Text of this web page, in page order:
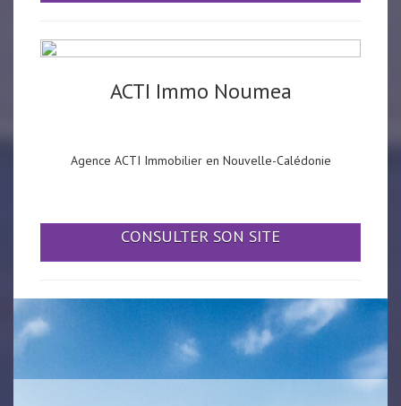
ACTI Immo Noumea
Agence ACTI Immobilier en Nouvelle-Calédonie
CONSULTER SON SITE